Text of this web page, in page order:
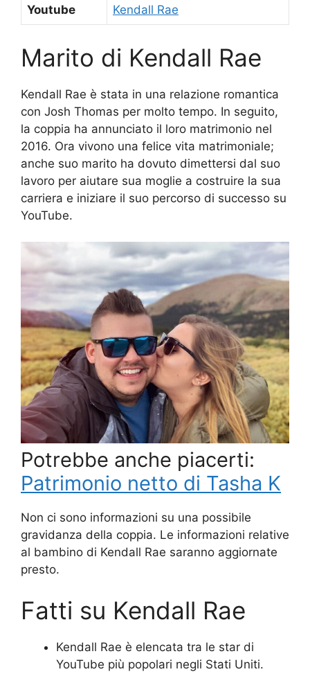
Youtube Kendall Rae
Marito di Kendall Rae
Kendall Rae è stata in una relazione romantica
con Josh Thomas per molto tempo. In seguito,
la coppia ha annunciato il loro matrimonio nel
2016. Ora vivono una felice vita matrimoniale;
anche suo marito ha dovuto dimettersi dal suo
lavoro per aiutare sua moglie a costruire la sua
carriera e iniziare il suo percorso di successo su
YouTube.
Potrebbe anche piacerti:
Patrimonio netto di Tasha K
Non ci sono informazioni su una possibile
gravidanza della coppia. Le informazioni relative
al bambino di Kendall Rae saranno aggiornate
presto.
Fatti su Kendall Rae
Kendall Rae è elencata tra le star di
YouTube più popolari negli Stati Uniti.